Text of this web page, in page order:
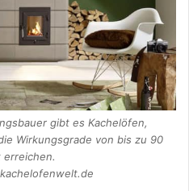
gibt es Kachelöfen,
Wirkungsgrade von bis zu 90
erreichen.